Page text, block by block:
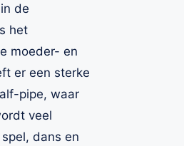
de
het
moeder- en
er een sterke
pipe, waar
veel
dans en